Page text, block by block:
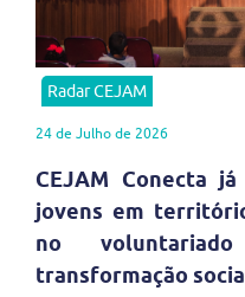
Radar CEJAM
24 de Julho de 2026
CEJAM Conecta
jovens em
no
transformação